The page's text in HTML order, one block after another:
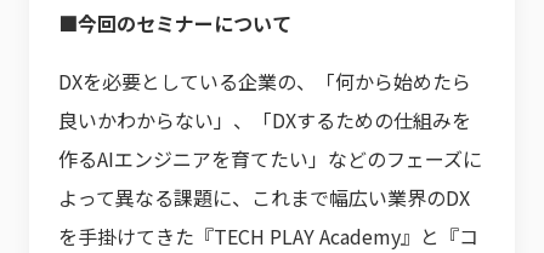
■今回のセミナーについて
DXを必要としている企業の、「何から始めたら
良いかわからない」、「DXするための仕組みを
作るAIエンジニアを育てたい」などのフェーズに
よって異なる課題に、これまで幅広い業界のDX
を手掛けてきた『TECH PLAY Academy』と『コ